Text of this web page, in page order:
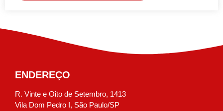
ENDEREÇO
R. Vinte e Oito de Setembro, 1413
Vila Dom Pedro I, São Paulo/SP